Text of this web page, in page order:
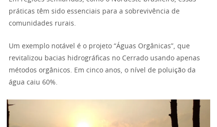
práticas têm sido essenciais para a sobrevivência de
comunidades rurais.
Um exemplo notável é o projeto “Águas Orgânicas”, que
revitalizou bacias hidrográficas no Cerrado usando apenas
métodos orgânicos. Em cinco anos, o nível de poluição da
água caiu 60%.